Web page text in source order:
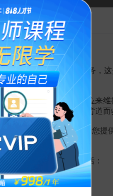
性、保障性、終局性的特點。
，無獨立就無程式公正的存在；
事實和適用法律方面體現公平
裁量恰當即對該案適用什麼樣
致的，其法律評價是一樣的。
相同或相似的裁判結果。
一致性和權威性。如一國對不
的司法協議，相互承認各自國家的
APP
用户的一封信
形式为大家提供知识服务，这
单纯依靠不断增加广告位来维
验，这也与我们的初衷背道而
会员收费制度，以便为您提
击开通 ），您的权益将包括：